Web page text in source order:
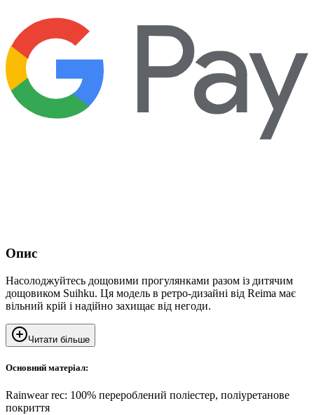
Опис
Насолоджуйтесь дощовими прогулянками разом із дитячим
дощовиком Suihku. Ця модель в ретро-дизайні від Reima має
вільний крій і надійно захищає від негоди.
Читати більше
Основний матеріал:
Rainwear rec: 100% перероблений поліестер, поліуретанове
покриття